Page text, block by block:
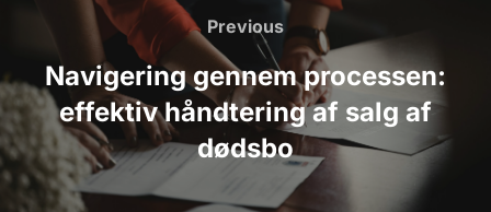
Previous
Previous
Navigering gennem processen:
effektiv håndtering af salg af
dødsbo